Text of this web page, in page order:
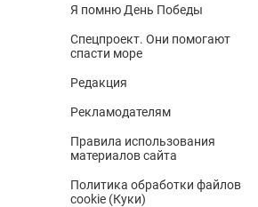
Я помню День Победы
Спецпроект. Они помогают
спасти море
Редакция
Рекламодателям
Правила использования
материалов сайта
Политика обработки файлов
cookie (Куки)